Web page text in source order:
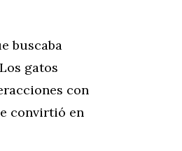
buscaba
gatos
con
convirtió en